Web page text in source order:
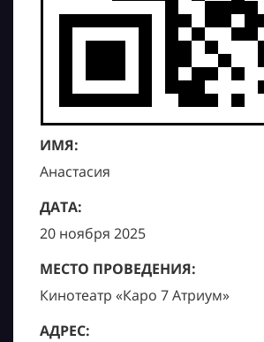
ИМЯ:
Анастасия
ДАТА:
20 ноября 2025
МЕСТО ПРОВЕДЕНИЯ:
Кинотеатр «Каро 7 Атриум»
АДРЕС: